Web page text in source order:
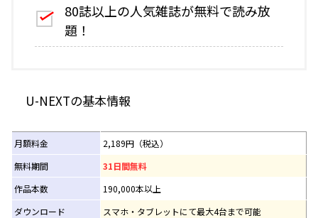
80誌以上の人気雑誌が無料で読み放
題！
U-NEXTの基本情報
月額料金
2,189円（税込）
無料期間
31日間無料
作品本数
190,000本以上
ダウンロード
スマホ・タブレットにて最大4台まで可能